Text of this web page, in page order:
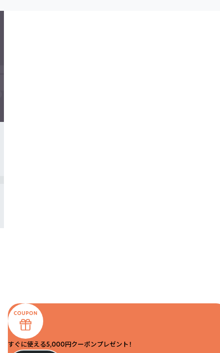
すぐに使える5,000円クーポンプレゼント！